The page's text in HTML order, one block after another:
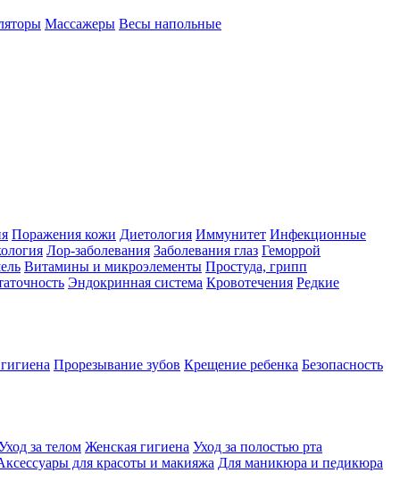
Массажеры Весы напольные
Поражения кожи Диетология Иммунитет Инфекционные
Лор-заболевания Заболевания глаз Геморрой
Витамины и микроэлементы Простуда, грипп
Эндокринная система Кровотечения Редкие
Прорезывание зубов Крещение ребенка Безопасность
за телом Женская гигиена Уход за полостью рта
для красоты и макияжа Для маникюра и педикюра